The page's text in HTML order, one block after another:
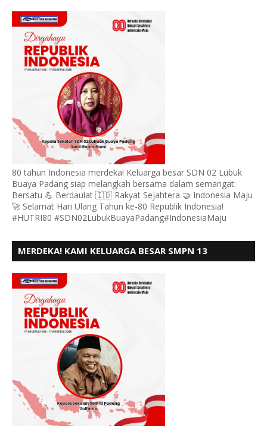
HUT RI KE - 80,
80 tahun Indonesia merdeka! Keluarga besar SDN 02 Lubuk
Buaya Padang siap melangkah bersama dalam semangat:
Bersatu 💪 Berdaulat 🇮🇩 Rakyat Sejahtera 🤝 Indonesia Maju
🚀 Selamat Hari Ulang Tahun ke-80 Republik Indonesia!
#HUTRI80 #SDN02LubukBuayaPadang#IndonesiaMaju
MERDEKA! KAMI KELUARGA BESAR SMPN 13